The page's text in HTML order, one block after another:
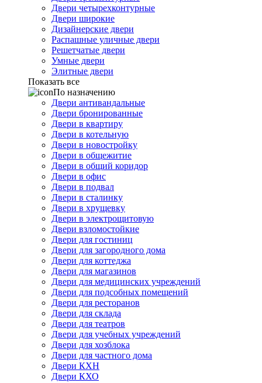
Двери четырехконтурные
Двери широкие
Дизайнерские двери
Распашные уличные двери
Решетчатые двери
Умные двери
Элитные двери
Показать все
По назначению
Двери антивандальные
Двери бронированные
Двери в квартиру
Двери в котельную
Двери в новостройку
Двери в общежитие
Двери в общий коридор
Двери в офис
Двери в подвал
Двери в сталинку
Двери в хрущевку
Двери в электрощитовую
Двери взломостойкие
Двери для гостиниц
Двери для загородного дома
Двери для коттеджа
Двери для магазинов
Двери для медицинских учреждений
Двери для подсобных помещений
Двери для ресторанов
Двери для склада
Двери для театров
Двери для учебных учреждений
Двери для хозблока
Двери для частного дома
Двери КХН
Двери КХО